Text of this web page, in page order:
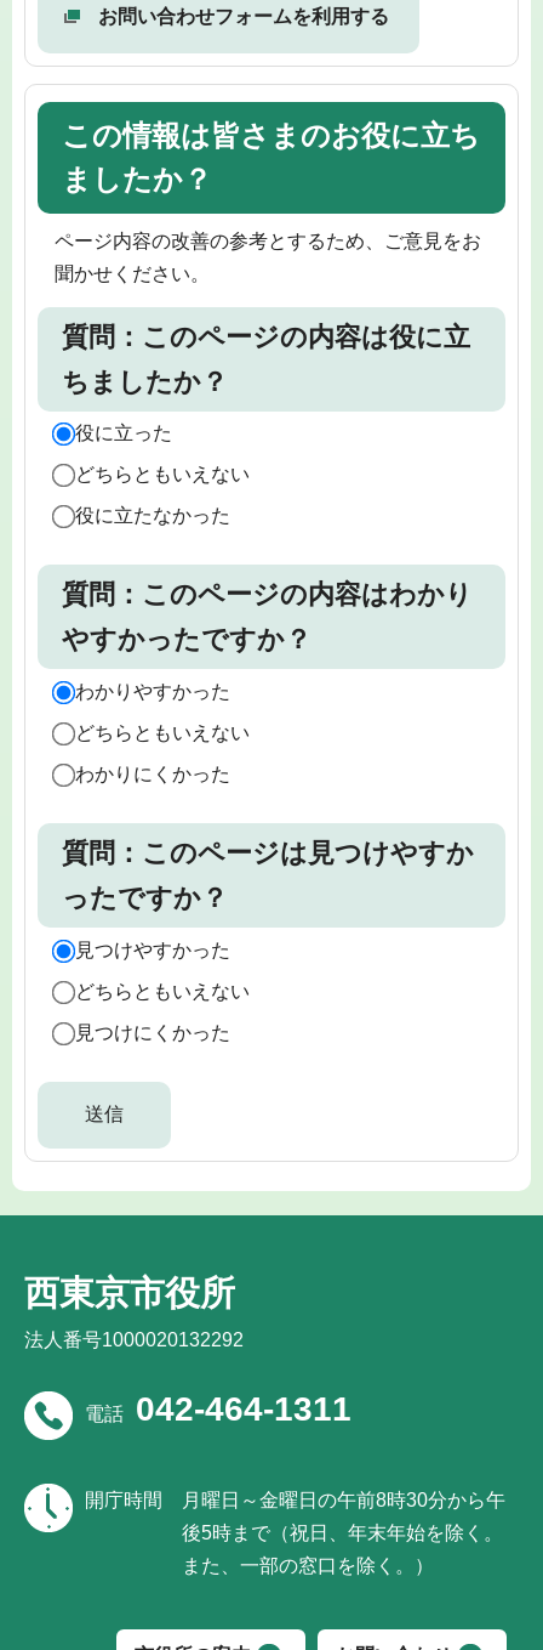
お問い合わせフォームを利用する
この情報は皆さまのお役に立ち
ましたか？
ページ内容の改善の参考とするため、ご意見をお
聞かせください。
質問：このページの内容は役に立
ちましたか？
役に立った
どちらともいえない
役に立たなかった
質問：このページの内容はわかり
やすかったですか？
わかりやすかった
どちらともいえない
わかりにくかった
質問：このページは見つけやすか
ったですか？
見つけやすかった
どちらともいえない
見つけにくかった
西東京市役所
法人番号1000020132292
電話 042-464-1311
開庁時間
月曜日～金曜日の午前8時30分から午
後5時まで（祝日、年末年始を除く。
また、一部の窓口を除く。）